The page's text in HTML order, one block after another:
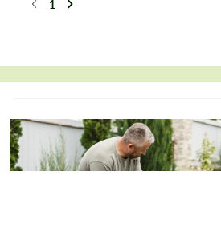
Précédent
1 Suivant